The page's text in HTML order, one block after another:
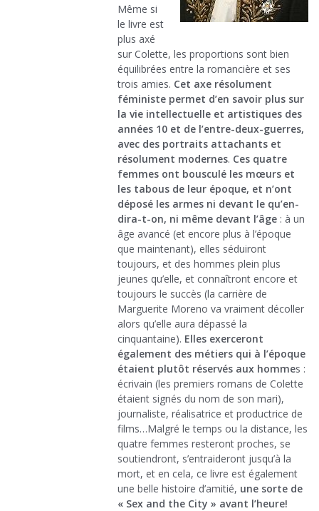
Même si
le livre est
plus axé
sur Colette, les proportions sont bien
équilibrées entre la romancière et ses
trois amies. Cet axe résolument
féministe permet d’en savoir plus sur
la vie intellectuelle et artistiques des
années 10 et de l’entre-deux-guerres,
avec des portraits attachants et
résolument modernes. Ces quatre
femmes ont bousculé les mœurs et
les tabous de leur époque, et n’ont
déposé les armes ni devant le qu’en-
dira-t-on, ni même devant l’âge : à un
âge avancé (et encore plus à l’époque
que maintenant), elles séduiront
toujours, et des hommes plein plus
jeunes qu’elle, et connaîtront encore et
toujours le succès (la carrière de
Marguerite Moreno va vraiment décoller
alors qu’elle aura dépassé la
cinquantaine). Elles exerceront
également des métiers qui à l’époque
étaient plutôt réservés aux hommes :
écrivain (les premiers romans de Colette
étaient signés du nom de son mari),
journaliste, réalisatrice et productrice de
films…Malgré le temps ou la distance, les
quatre femmes resteront proches, se
soutiendront, s’entraideront jusqu’à la
mort, et en cela, ce livre est également
une belle histoire d’amitié, une sorte de
« Sex and the City » avant l’heure!